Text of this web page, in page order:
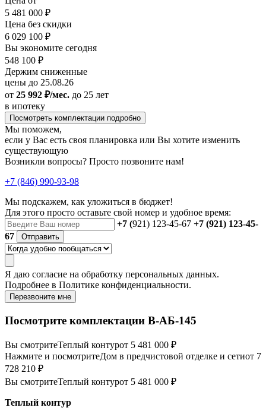
5 481 000 ₽
Цена без скидки
6 029 100 ₽
Вы экономите сегодня
548 100 ₽
Держим сниженные
цены до 25.08.26
от 25 992 ₽/мес. до 25 лет
в ипотеку
Посмотреть комплектации подробно
Мы поможем,
если у Вас есть своя планировка или Вы хотите изменить
существующую
Возникли вопросы? Просто позвоните нам!
+7 (846) 990-93-98
Мы подскажем, как уложиться в бюджет!
Для этого просто оставьте свой номер и удобное время:
+7 (921) 123-45-67 +7 (921) 123-45-
67
Отправить
Я даю согласие на обработку персональных данных.
Подробнее в Политике конфиденциальности.
Перезвоните мне
Посмотрите комплектации В-АБ-145
Вы смотритеТеплый контурот 5 481 000 ₽
Нажмите и посмотритеДом в предчистовой отделке и сетиот 7
728 210 ₽
Вы смотритеТеплый контурот 5 481 000 ₽
Теплый контур